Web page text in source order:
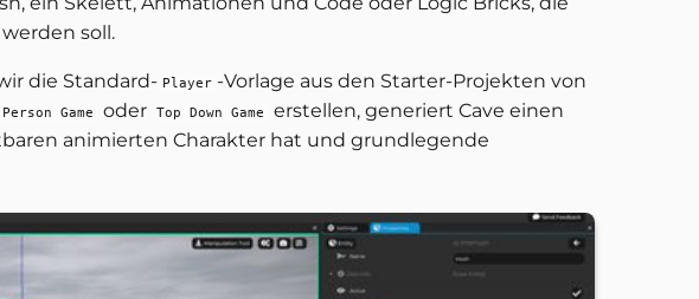
soll.
die Standard- Player -Vorlage aus den Starter-Projekten von
Game oder Top Down Game
erstellen, generiert Cave einen
animierten Charakter hat und grundlegende